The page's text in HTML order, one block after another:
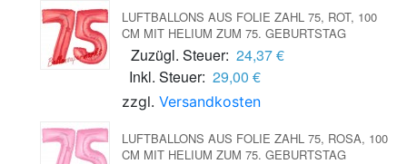
LUFTBALLONS AUS FOLIE ZAHL 75, ROT, 100
CM MIT HELIUM ZUM 75. GEBURTSTAG
Zuzügl. Steuer: 24,37 €
Inkl. Steuer: 29,00 €
zzgl. Versandkosten
LUFTBALLONS AUS FOLIE ZAHL 75, ROSA, 100
CM MIT HELIUM ZUM 75. GEBURTSTAG